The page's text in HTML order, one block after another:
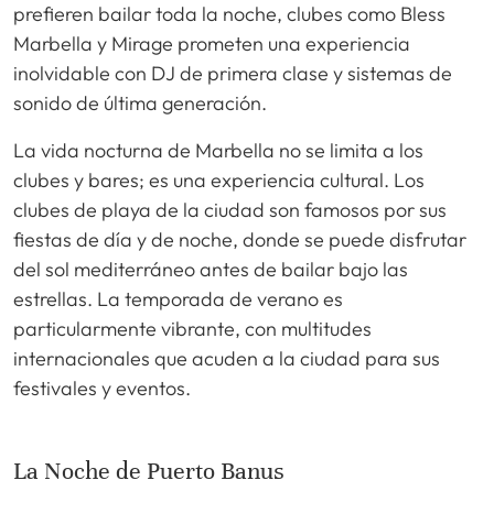
prefieren bailar toda la noche, clubes como Bless
Marbella y Mirage prometen una experiencia
inolvidable con DJ de primera clase y sistemas de
sonido de última generación.
La vida nocturna de Marbella no se limita a los
clubes y bares; es una experiencia cultural. Los
clubes de playa de la ciudad son famosos por sus
fiestas de día y de noche, donde se puede disfrutar
del sol mediterráneo antes de bailar bajo las
estrellas. La temporada de verano es
particularmente vibrante, con multitudes
internacionales que acuden a la ciudad para sus
festivales y eventos.
La Noche de Puerto Banus